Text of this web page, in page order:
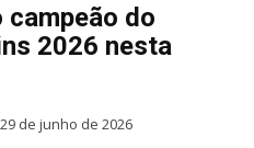
do
2026 nesta
29 de junho de 2026